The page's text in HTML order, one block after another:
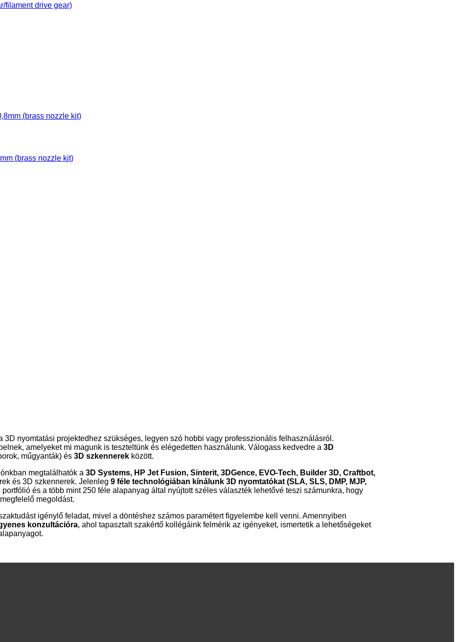
filament drive gear)
(brass nozzle kit)
nyomtatási projektedhez szükséges, legyen szó hobbi vagy professzionális felhasználásról.
amelyeket mi magunk is teszteltünk és elégedetten használunk. Válogass kedvedre a 3D
műgyanták) és 3D szkennerek között.
megtalálhatók a 3D Systems, HP Jet Fusion, Sinterit, 3DGence, EVO-Tech, Builder 3D, Craftbot,
és 3D szkennerek. Jelenleg 9 féle technológiában kínálunk 3D nyomtatókat (SLA, SLS, DMP, MJP,
portfólió és a több mint 250 féle alapanyag által nyújtott széles választék lehetővé teszi számunkra, hogy
megoldást.
igénylő feladat, mivel a döntéshez számos paramétert figyelembe kell venni. Amennyiben
konzultációra, ahol tapasztalt szakértő kollégáink felmérik az igényeket, ismertetik a lehetőségeket